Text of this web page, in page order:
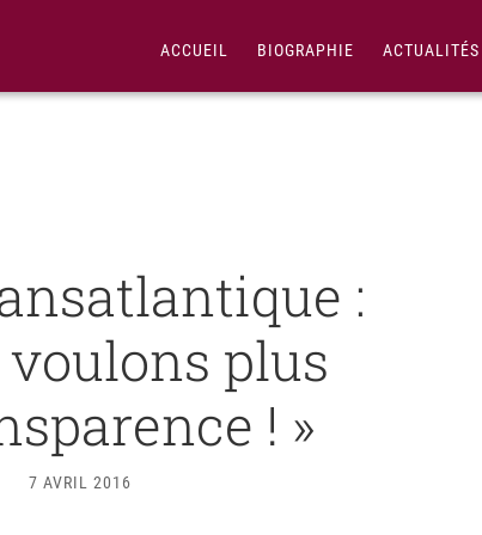
ACCUEIL BIOGRAPHIE ACTUALITÉS
:
voulons plus
! »
7 AVRIL 2016